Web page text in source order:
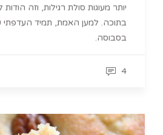
יותר מעוגות סולת רגילות, וזה
בתוכה. למען האמת, תמיד העדפתי
בסבוסה.
4